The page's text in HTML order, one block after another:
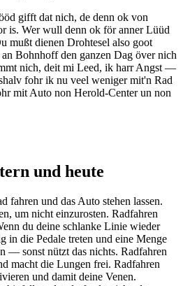
gifft dat nich, de denn ok von
is. Wer wull denn ok för anner Lüüd
mußt dienen Drohtesel also goot
Bohnhoff den ganzen Dag över nich
nich, deit mi Leed, ik harr Angst —
fohr ik nu veel weniger mit'n Rad
mit Auto non Herold-Center un non
und heute
fahren und das Auto stehen lassen.
um nicht einzurosten. Radfahren
du deine schlanke Linie wieder
in die Pedale treten und eine Menge
— sonst nützt das nichts. Radfahren
macht die Lungen frei. Radfahren
und damit deine Venen.